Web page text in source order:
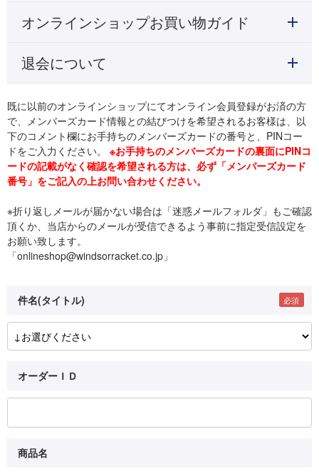
オンラインショップお買い物ガイド
退会について
既に以前のオンラインショップにてオンライン会員登録がお済の方
で、メンバーズカード情報との結びつけを希望されるお客様は、以
下のコメント欄にお手持ちのメンバーズカードの番号と、PINコー
ドをご入力ください。 ※お手持ちのメンバーズカードの裏面にPINコ
ードの記載がなく確認を希望される方は、必ず「メンバーズカード
番号」をご記入の上お問い合わせください。
※折り返しメールが届かない場合は「迷惑メールフォルダ」もご確認
頂くか、当店からのメールが受信できるよう事前に指定受信設定を
お願い致します。
「onlineshop@windsorracket.co.jp」
件名(タイトル)
オーダーＩＤ
商品名